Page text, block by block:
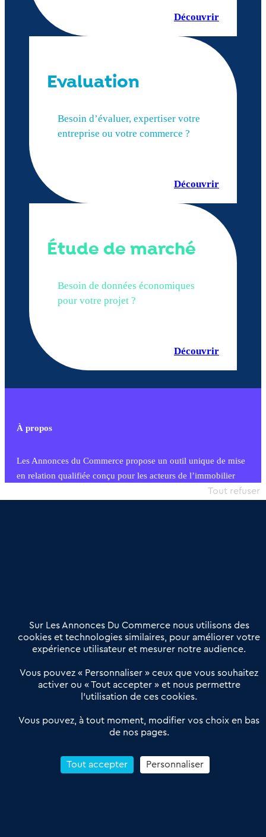
Découvrir
Evaluation
Besoin d’évaluer, expertiser votre
entreprise ou votre commerce ?
Découvrir
Étude de marché
Besoin de données économiques
pour votre projet ?
Découvrir
À propos
Les Annonces du Commerce propose un outil unique de mise
en relation qualifiée conçu pour les acteurs de l’immobilier
commercial et les collectivités territoriales, simple et intégrant
Offres Pro
Actualités
Qui sommes nous ?
Derniers articles
Réseau 3C : un partenaire national dédié aux transactions
Petitscommerces : Un partenariat au service du commerce de
proximité et des territoires
Reprendre un Restaurant Rapide
Sur Les Annonces Du Commerce nous utilisons des
cookies et technologies similaires, pour améliorer votre
expérience utilisateur et mesurer notre audience.
Vous pouvez « Personnaliser » ceux que vous souhaitez
activer ou « Tout accepter » et nous permettre
l’utilisation de ces cookies.
Vous pouvez, à tout moment, modifier vos choix en bas
de nos pages.
Tout accepter
Tout refuser
Personnaliser